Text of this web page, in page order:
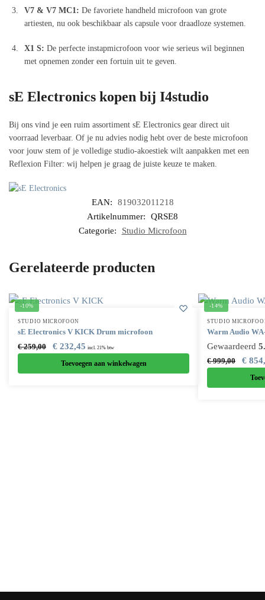
V7 & V7 MC1: De favoriete handheld microfoon van grote
artiesten, nu ook beschikbaar als capsule voor draadloze systemen.
X1 S: De perfecte instapmicrofoon voor wie serieus wil beginnen
met opnemen zonder een fortuin uit te geven.
sE Electronics kopen bij I4studio
Bij ons vind je een ruim assortiment sE Electronics gear direct uit
voorraad leverbaar. Of je nu advies nodig hebt over de beste microfoon
voor jouw stem of je volledige studio-akoestiek wilt aanpakken met een
Reflexion Filter: wij helpen je graag de juiste keuze te maken.
EAN:
819032011218
Artikelnummer:
QRSE8
Categorie:
Studio Microfoon
Gerelateerde producten
-10%
STUDIO MICROFOON
sE Electronics V KICK Drum microfoon
€259,00 € 232,45 incl. 21% btw
Toevoegen aan winkelwagen
-14%
STUDIO
Warm Audio
Gewaardeerd
€999,00 €